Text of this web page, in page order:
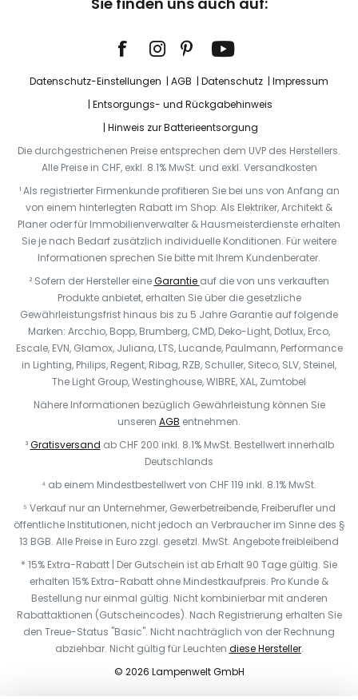
Datenschutz-Einstellungen AGB Datenschutz
Impressum
Entsorgungs- und Rückgabehinweis
Hinweis zur Batterieentsorgung
Die durchgestrichenen Preise entsprechen dem UVP des Herstellers.
Alle Preise in CHF, exkl. 8.1% MwSt. und exkl. Versandkosten
¹ Als registrierter Firmenkunde profitieren Sie bei uns von Anfang an
von einem hinterlegten Rabatt im Shop. Als Elektriker, Architekt &
Planer oder für Immobilienverwalter & Hausmeisterdienste erhalten
Sie je nach Bedarf zusätzlich individuelle Konditionen. Für weitere
Informationen sprechen Sie bitte mit Ihrem Kundenberater.
² Sofern der Hersteller eineGarantie auf die von uns verkauften
Produkte anbietet, erhalten Sie über die gesetzliche
Gewährleistungsfrist hinaus bis zu 5 Jahre Garantie auf folgende
Marken: Arcchio, Bopp, Brumberg, CMD, Deko-Light, Dotlux, Erco,
Escale, EVN, Glamox, Juliana, LTS, Lucande, Paulmann, Performance
in Lighting, Philips, Regent, Ribag, RZB, Schuller, Siteco, SLV, Steinel,
The Light Group, Westinghouse, WIBRE, XAL, Zumtobel
Nähere Informationen bezüglich Gewährleistung können Sie
unseren AGB entnehmen.
³Gratisversand ab CHF 200 inkl. 8.1% MwSt. Bestellwert innerhalb
Deutschlands
⁴ ab einem Mindestbestellwert von CHF 119 inkl. 8.1% MwSt.
⁵ Verkauf nur an Unternehmer, Gewerbetreibende, Freiberufler und
öffentliche Institutionen, nicht jedoch an Verbraucher im Sinne des §
13 BGB. Alle Preise in Euro zzgl. gesetzl. MwSt. Angebote freibleibend
* 15% Extra-Rabatt | Der Gutschein ist ab Erhalt 90 Tage gültig. Sie
erhalten 15% Extra-Rabatt ohne Mindestkaufpreis. Pro Kunde &
Bestellung nur einmal gültig. Nicht kombinierbar mit anderen
Rabattaktionen (Gutscheincodes). Nach Registrierung erhalten Sie
den Treue-Status "Basic". Nicht nachträglich von der Rechnung
abziehbar. Nicht gültig für Leuchten diese Hersteller.
© 2026 Lampenwelt GmbH